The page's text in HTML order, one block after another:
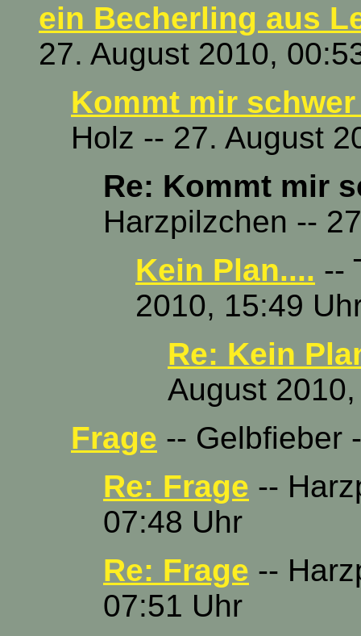
ein Becherling aus
27. August 2010,
Kommt mir
Holz -- 27. August
Re: Kommt mir
Harzpilzchen --
Kein Plan.... --
2010, 15:49
Re: Kein
August
Frage -- Gelbfieber
Re: Frage --
07:48 Uhr
Re: Frage --
07:51 Uhr